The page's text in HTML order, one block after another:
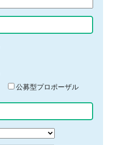
公募型プロポーザル